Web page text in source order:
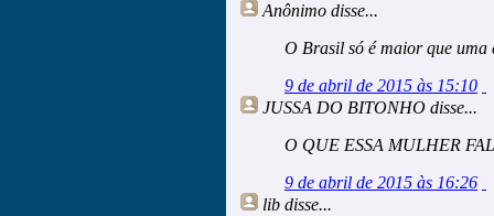
Anônimo disse...
O Brasil só é maior que uma
9 de abril de 2015 às 15:10
JUSSA DO BITONHO disse...
O QUE ESSA MULHER
9 de abril de 2015 às 16:26
lib disse...